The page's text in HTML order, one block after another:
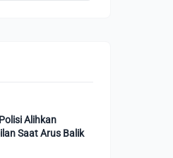
Alihkan
Saat Arus Balik